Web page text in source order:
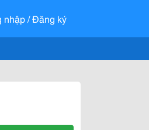
nhập / Đăng ký